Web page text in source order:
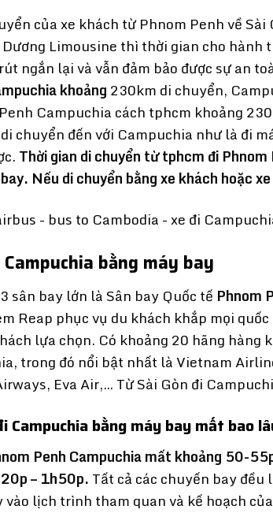
của xe khách từ Phnom Penh về Sài
Limousine thì thời gian cho
ngắn lại và vẫn đảm bảo được sự an
khoảng 230km di chuyển,
Campuchia cách tphcm khoảng
chuyển đến với Campuchia như là đi
Thời gian di chuyển từ tphcm đi
Nếu di chuyển bằng xe khách hoặc
bằng máy bay
sân bay lớn là Sân bay Quốc tế Phnom
Reap phục vụ du khách khắp mọi
lựa chọn. Có khoảng 20 hãng
trong đó nổi bật nhất là Vietnam
Eva Air,… Từ Sài Gòn đi
Campuchia bằng máy bay mất bao
Penh Campuchia mất khoảng 50-
– 1h50p. Tất cả các chuyến bay
vào lịch trình tham quan và kế hoạch